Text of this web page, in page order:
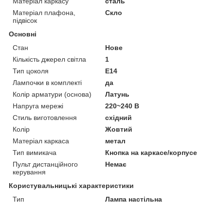
Матеріал плафона,
підвісок
Скло
Основні
Стан
Нове
Кількість джерел світла
1
Тип цоколя
E14
Лампочки в комплекті
да
Колір арматури (основа)
Латунь
Напруга мережі
220~240 В
Стиль виготовлення
східний
Колір
Жовтий
Матеріал каркаса
метал
Тип вимикача
Кнопка на каркасе/корпусе
Пульт дистанційного
керування
Немає
Користувальницькі характеристики
Тип
Лампа настільна